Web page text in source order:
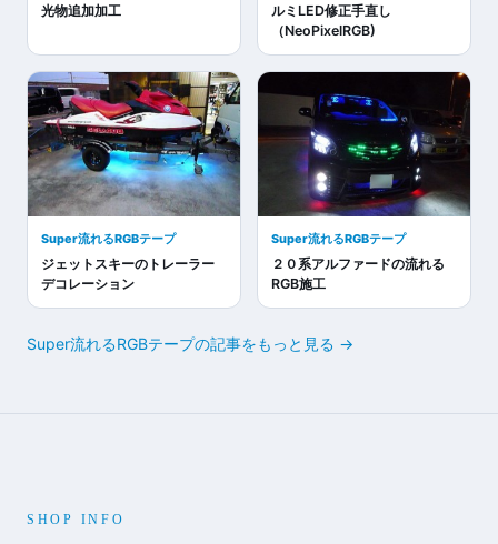
光物追加加工
ルミLED修正手直し
（NeoPixelRGB)
Super流れるRGBテープ
ジェットスキーのトレーラー
デコレーション
Super流れるRGBテープ
２０系アルファードの流れる
RGB施工
Super流れるRGBテープの記事をもっと見る →
SHOP INFO